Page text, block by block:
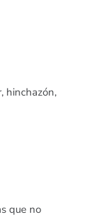
hinchazón,
que no